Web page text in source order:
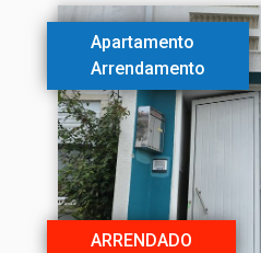
Apartamento
Arrendamento
ARRENDADO